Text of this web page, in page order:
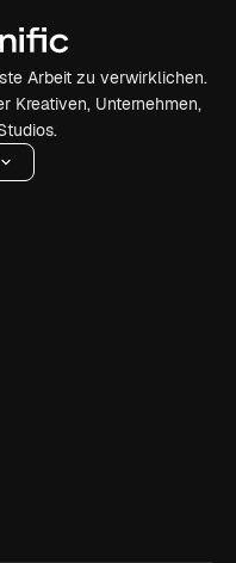
Arbeit zu verwirklichen.
Kreativen, Unternehmen,